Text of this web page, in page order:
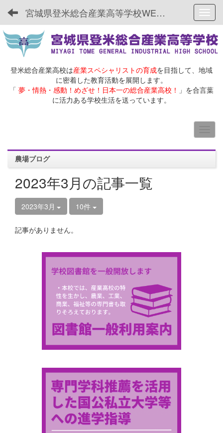
宮城県登米総合産業高等学校WEBサイト
登米総合産業高校は産業スペシャリストの育成を目指して、地域
に密着した教育活動を展開します。
「 夢・情熱・感動！めざせ！日本一の総合産業高校！ 」を合言葉
に活力ある学校生活を送っています。
農場ブログ
2023年3月の記事一覧
2023年3月 10件
記事がありません。